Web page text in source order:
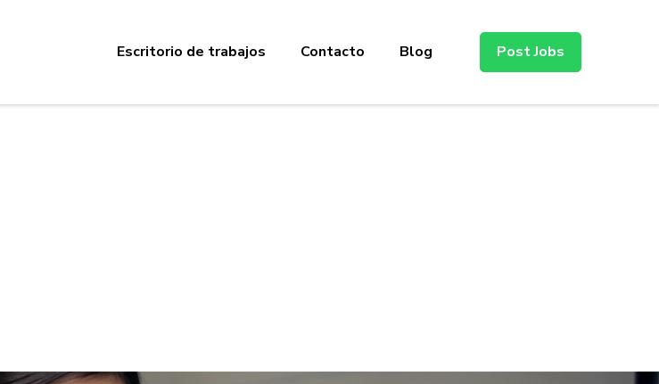
Escritorio de trabajos Contacto Blog Post Jobs